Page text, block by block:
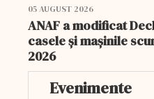
05 AUGUST 2026
ANAF a modificat
casele și mașinile
2026
Evenimente